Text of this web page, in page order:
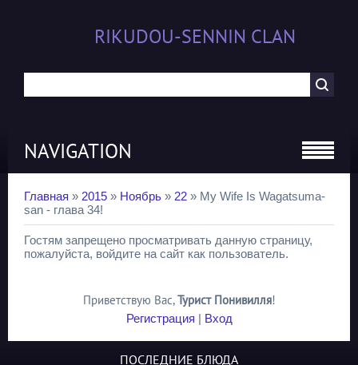
RIKUDOU-SENNIN CLAN
NAVIGATION
Главная » 2015 » Ноябрь » 22 » My Wife Is Wagatsuma-
san - глава 34!
Гостям запрещено просматривать данную страницу,
пожалуйста, войдите на сайт как пользователь.
Приветствую Вас,Турист Понивилля!
Регистрация | Вход
ПОСЛЕДНИЕ БЛЮДА